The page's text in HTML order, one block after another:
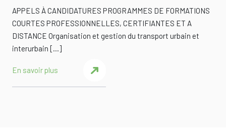
APPELS À CANDIDATURES PROGRAMMES DE FORMATIONS
COURTES PROFESSIONNELLES, CERTIFIANTES ET A
DISTANCE Organisation et gestion du transport urbain et
interurbain […]
En savoir plus